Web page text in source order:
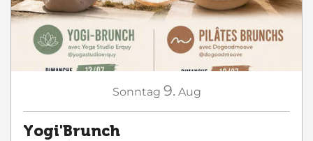
Sonntag 9. Aug
Yogi'Brunch